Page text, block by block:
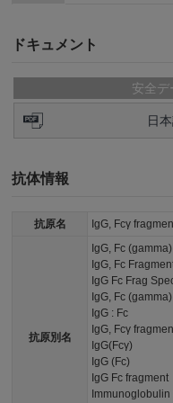
ドキュメント
安全デ
日
抗体情報
抗原名 IgG, Fcγ
抗原別名
IgG, Fc (gamma)
IgG, Fc
IgG Fc Frag
IgG, Fc
IgG : Fc
IgG, Fcγ
IgG(Fcγ)
IgG (Fc)
IgG Fc fragment
Immunoglobulin